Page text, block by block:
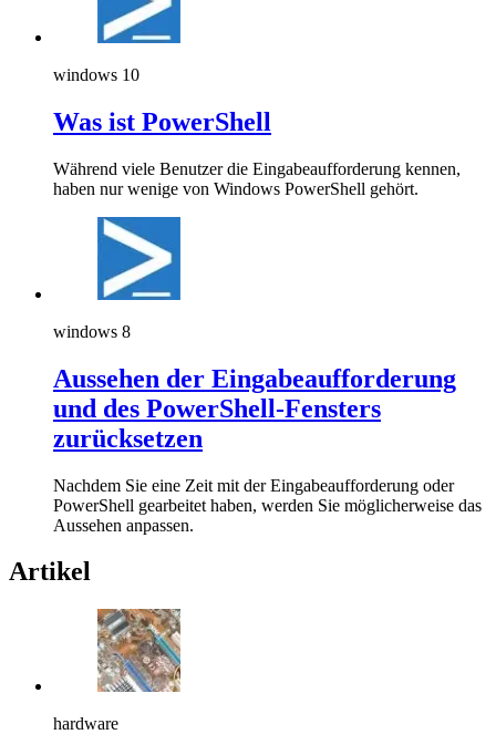
windows 10
Was ist PowerShell
Während viele Benutzer die Eingabeaufforderung kennen,
haben nur wenige von Windows PowerShell gehört.
windows 8
Aussehen der Eingabeaufforderung
und des PowerShell-Fensters
zurücksetzen
Nachdem Sie eine Zeit mit der Eingabeaufforderung oder
PowerShell gearbeitet haben, werden Sie möglicherweise das
Aussehen anpassen.
Artikel
hardware